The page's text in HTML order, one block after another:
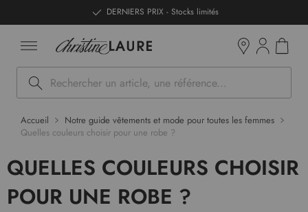
DERNIERS PRIX - Stocks limités
Rechercher
Accueil
Notre guide vêtements et mode pour toutes les femmes
Quelles couleurs choisir pour une robe ?
QUELLES COULEURS CHOISIR
POUR UNE ROBE ?